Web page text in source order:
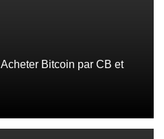
Bitcoin par CB et